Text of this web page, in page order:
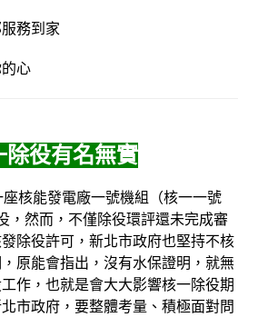
務到家
心
除役有名無實
核能發電廠一號機組（核一一號
，然而，不僅除役環評還未完成審
除役許可，新北市政府也堅持不核
原能會指出，沒有水保證明，就無
作，也就是會大大影響核一除役期
市政府，要整體考量、積極面對問